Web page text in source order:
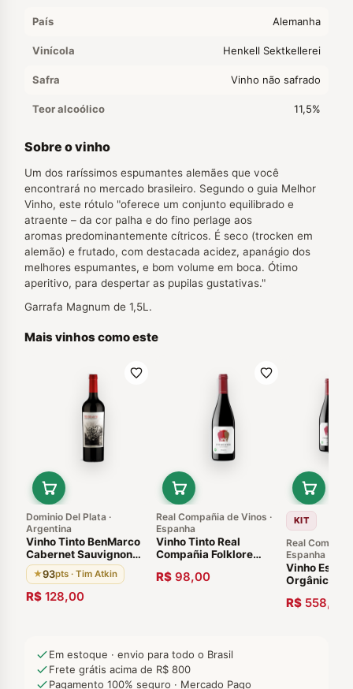
País Alemanha
Vinícola Henkell Sektkellerei
Safra Vinho não safrado
Teor alcoólico 11,5%
Sobre o vinho
Um dos raríssimos espumantes alemães que você
encontrará no mercado brasileiro. Segundo o guia Melhor
Vinho, este rótulo "oferece um conjunto equilibrado e
atraente – da cor palha e do fino perlage aos
aromas predominantemente cítricos. É seco (trocken em
alemão) e frutado, com destacada acidez, apanágio dos
melhores espumantes, e bom volume em boca. Ótimo
aperitivo, para despertar as pupilas gustativas."
Garrafa Magnum de 1,5L.
Mais vinhos como este
Dominio Del Plata ·
Argentina
Vinho Tinto BenMarco
Cabernet Sauvignon
Susana Balbo Mendoza
2015 93 Pontos
★93pts · Tim Atkin
R$ 128,00
Real Compañia de Vinos ·
Espanha
Vinho Tinto Real
Compañia Folklore
R$ 98,00
KIT
Real
Espanha
Vinho
Orgânico
Caixa com
R$ 558,00
Em estoque · envio para todo o Brasil
Frete grátis acima de R$ 800
Pagamento 100% seguro · Mercado Pago